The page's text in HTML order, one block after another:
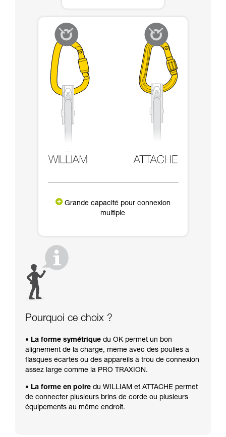
Grande capacité pour connexion
multiple
Pourquoi ce choix ?
• La forme symétrique du OK permet un bon
alignement de la charge, même avec des poulies à
flasques écartés ou des appareils à trou de connexion
assez large comme la PRO TRAXION.
• La forme en poire du WILLIAM et ATTACHE permet
de connecter plusieurs brins de corde ou plusieurs
équipements au même endroit.